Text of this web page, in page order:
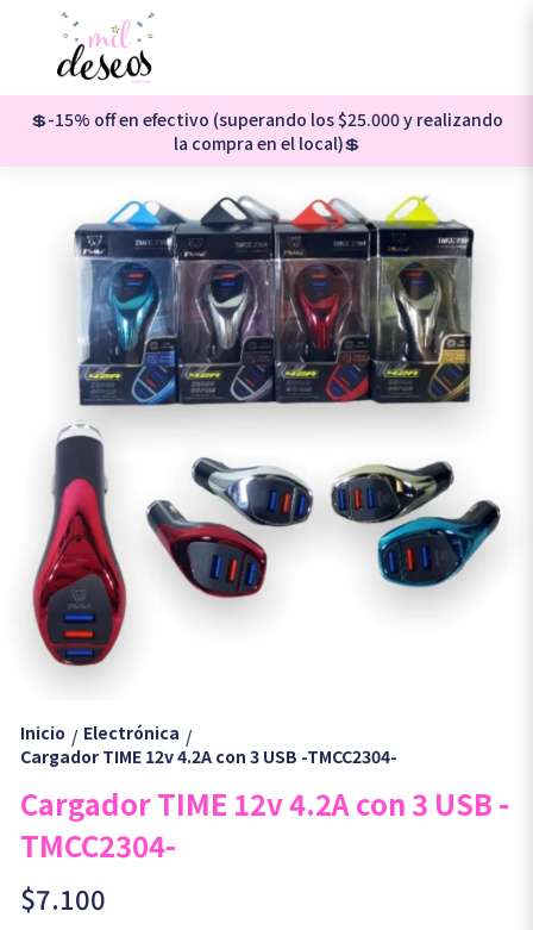
💲-15% off en efectivo (superando los $25.000 y realizando
la compra en el local)💲
Inicio / Electrónica /
Cargador TIME 12v 4.2A con 3 USB -TMCC2304-
Cargador TIME 12v 4.2A con 3 USB -
TMCC2304-
$7.100